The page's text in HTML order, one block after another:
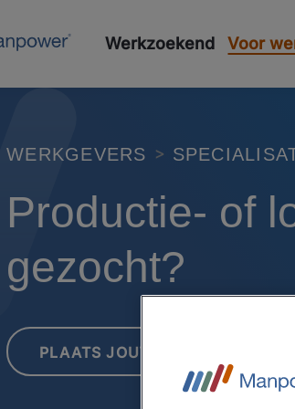
Werkzoekend Voor
WERKGEVERS
Productie- of
gezocht?
PLAATS JOUW VACATURE